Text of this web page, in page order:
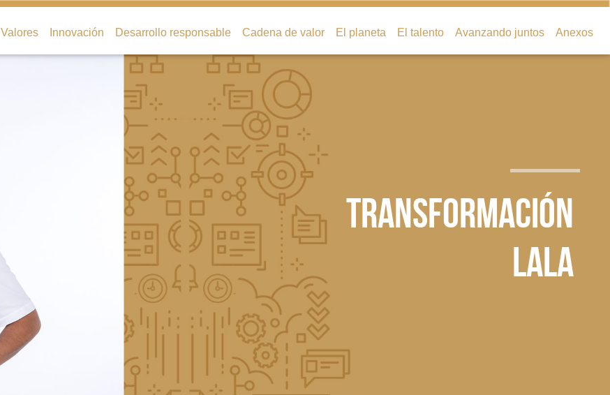
Valores Innovación Desarrollo responsable Cadena de valor El planeta El talento Avanzando juntos Anexos
TRANSFORMACIÓN
LALA